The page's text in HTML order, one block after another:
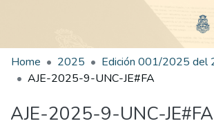
Home 2025
AJE-2025-9-UNC-JE#FA
AJE-2025-9-UNC-JE#FA